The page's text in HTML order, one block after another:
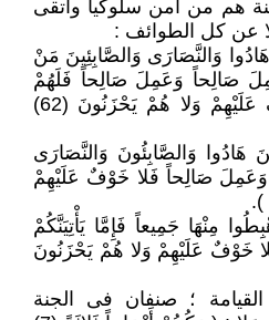
هم من آمن سلوكيا واتقى
عن كل الطوائف :
هَادُوا وَالنَّصَارَى وَالصَّابِئِينَ مَنْ
صَالِحاً وَعَمِلَ صَالِحاً فَلَهُمْ
أَجْرُهُمْ عِنْدَ رَبِّهِمْ وَلا خَوْفٌ عَلَيْهِمْ وَلا هُمْ يَحْزَنُونَ (62)
هَادُوا وَالصَّابِئُونَ وَالنَّصَارَى
وَعَمِلَ صَالِحاً فَلا خَوْفٌ عَلَيْهِمْ
مِنْهَا جَمِيعاً فَإِمَّا يَأْتِيَنَّكُمْ
خَوْفٌ عَلَيْهِمْ وَلا هُمْ يَحْزَنُونَ
؛ صنفان فى الجنة